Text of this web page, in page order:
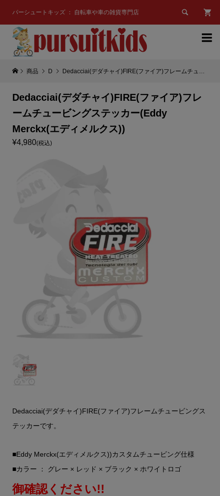
パーシュートキッズ ： 自転車や車の雑貨専門店 

商品 D Dedacciai(デダチャイ)FIRE(ファイア)フレームチュービングステッカー(Eddy Merckx(エディメルクス))
Dedacciai(デダチャイ)FIRE(ファイア)フレ
ームチュービングステッカー(Eddy
Merckx(エディメルクス))
¥4,980(税込)
Dedacciai(デダチャイ)FIRE(ファイア)フレームチュービングス
テッカーです。
■Eddy Merckx(エディメルクス))カスタムチュービング仕様
■カラー ： グレー × レッド × ブラック × ホワイトロゴ
御確認ください!!